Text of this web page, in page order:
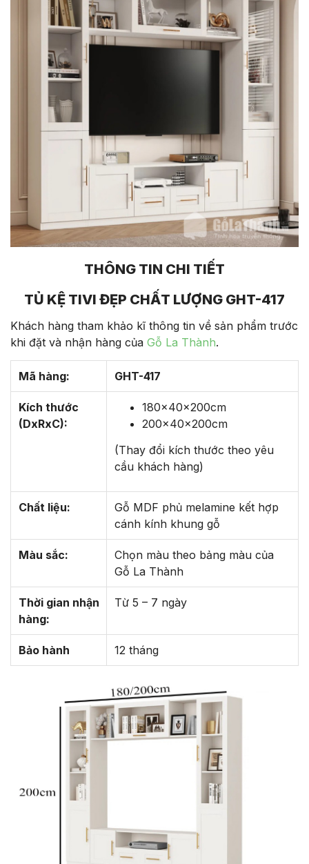
THÔNG TIN CHI TIẾT
TỦ KỆ TIVI ĐẸP CHẤT LƯỢNG GHT-417
Khách hàng tham khảo kĩ thông tin về sản phẩm trước
khi đặt và nhận hàng của Gỗ La Thành.
Mã hàng: GHT-417
Kích thước
(DxRxC):
180x40x200cm
200x40x200cm
(Thay đổi kích thước theo yêu
cầu khách hàng)
Chất liệu:
Gỗ MDF phủ melamine kết hợp
cánh kính khung gỗ
Màu sắc:
Chọn màu theo bảng màu của
Gỗ La Thành
Thời gian nhận
hàng:
Từ 5 – 7 ngày
Bảo hành 12 tháng